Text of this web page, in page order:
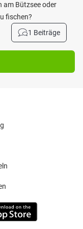
am Bützsee oder
fischen?
1 Beiträge